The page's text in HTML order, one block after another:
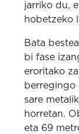
jarriko du,
hobetzeko
Bata
bi fase
eroritako
berregingo
sare
horretan.
eta 69